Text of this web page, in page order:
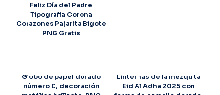
Feliz Día del Padre
Tipografía Corona
Corazones Pajarita Bigote
PNG Gratis
Globo de papel dorado
número 0, decoración
Linternas de la mezquita
Eid Al Adha 2025 con